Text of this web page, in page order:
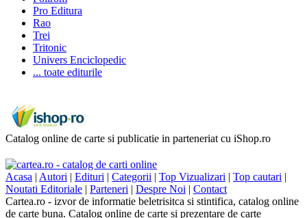
Pro Editura
Rao
Trei
Tritonic
Univers Enciclopedic
... toate editurile
Catalog online de carte si publicatie in parteneriat cu iShop.ro
Acasa | Autori | Edituri | Categorii | Top Vizualizari | Top cautari |
Noutati Editoriale | Parteneri | Despre Noi | Contact
Cartea.ro - izvor de informatie beletrisitca si stintifica, catalog online
de carte buna. Catalog online de carte si prezentare de carte